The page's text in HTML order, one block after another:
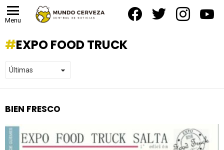
Menu
EXPO FOOD TRUCK
BIEN FRESCO